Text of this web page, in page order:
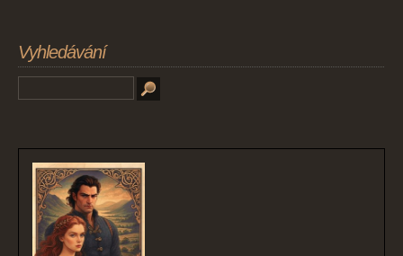
Vyhledávání